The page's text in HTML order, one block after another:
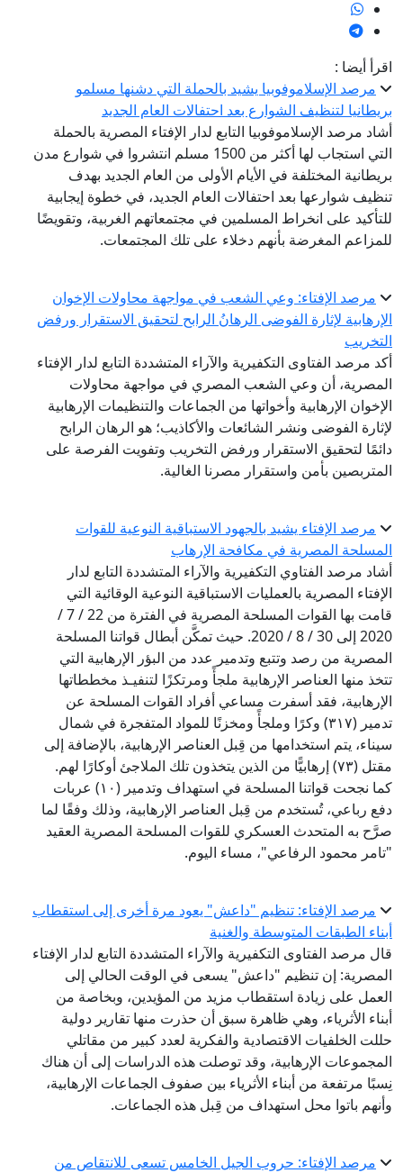
اقرأ أيضا :
مرصد الإسلاموفوبيا يشيد بالحملة التي دشنها مسلمو
بريطانيا لتنظيف الشوارع بعد احتفالات العام الجديد
أشاد مرصد الإسلاموفوبيا التابع لدار الإفتاء المصرية بالحملة
التي استجاب لها أكثر من 1500 مسلم انتشروا في شوارع مدن
بريطانية المختلفة في الأيام الأولى من العام الجديد بهدف
تنظيف شوارعها بعد احتفالات العام الجديد، في خطوة إيجابية
للتأكيد على انخراط المسلمين في مجتمعاتهم الغربية، وتقويضًا
للمزاعم المغرضة بأنهم دخلاء على تلك المجتمعات.
مرصد الإفتاء: وعي الشعب في مواجهة محاولات الإخوان
الإرهابية لإثارة الفوضى الرهانُ الرابح لتحقيق الاستقرار ورفض
التخريب
أكد مرصد الفتاوى التكفيرية والآراء المتشددة التابع لدار الإفتاء
المصرية، أن وعي الشعب المصري في مواجهة محاولات
الإخوان الإرهابية وأخواتها من الجماعات والتنظيمات الإرهابية
لإثارة الفوضى ونشر الشائعات والأكاذيب؛ هو الرهان الرابح
دائمًا لتحقيق الاستقرار ورفض التخريب وتفويت الفرصة على
المتربصين بأمن واستقرار مصرنا الغالية.
مرصد الإفتاء يشيد بالجهود الاستباقية النوعية للقوات
المسلحة المصرية في مكافحة الإرهاب
أشاد مرصد الفتاوي التكفيرية والآراء المتشددة التابع لدار
الإفتاء المصرية بالعمليات الاستباقية النوعية الوقائية التي
قامت بها القوات المسلحة المصرية في الفترة من 22 / 7 /
2020 إلى 30 / 8 / 2020. حيث تمكَّن أبطال قواتنا المسلحة
المصرية من رصد وتتبع وتدمير عدد من البؤر الإرهابية التي
تتخذ منها العناصر الإرهابية ملجأً ومرتكزًا لتنفيـذ مخططاتها
الإرهابية، فقد أسفرت مساعي أفراد القوات المسلحة عن
تدمير (٣١٧) وكرًا وملجأً ومخزنًا للمواد المتفجرة في شمال
سيناء، يتم استخدامها من قِبل العناصر الإرهابية، بالإضافة إلى
مقتل (٧٣) إرهابيًّا من الذين يتخذون تلك الملاجئ أوكارًا لهم.
كما نجحت قواتنا المسلحة في استهداف وتدمير (١٠) عربات
دفع رباعي، تُستخدم من قِبل العناصر الإرهابية، وذلك وفقًا لما
صرَّح به المتحدث العسكري للقوات المسلحة المصرية العقيد
"تامر محمود الرفاعي"، مساء اليوم.
مرصد الإفتاء: تنظيم "داعش" يعود مرة أخرى إلى استقطاب
أبناء الطبقات المتوسطة والغنية
قال مرصد الفتاوى التكفيرية والآراء المتشددة التابع لدار الإفتاء
المصرية: إن تنظيم "داعش" يسعى في الوقت الحالي إلى
العمل على زيادة استقطاب مزيد من المؤيدين، وبخاصة من
أبناء الأثرياء، وهي ظاهرة سبق أن حذرت منها تقارير دولية
حللت الخلفيات الاقتصادية والفكرية لعدد كبير من مقاتلي
المجموعات الإرهابية، وقد توصلت هذه الدراسات إلى أن هناك
نِسبًا مرتفعة من أبناء الأثرياء بين صفوف الجماعات الإرهابية،
وأنهم باتوا محل استهداف من قِبل هذه الجماعات.
مرصد الإفتاء: حروب الجيل الخامس تسعى للانتقاص من